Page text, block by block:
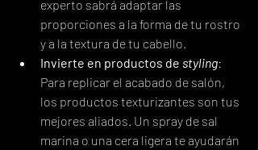
experto sabrá adaptar las
proporciones a la forma de tu rostro
y a la textura de tu cabello.
Invierte en productos de styling:
Para replicar el acabado de salón,
los productos texturizantes son tus
mejores aliados. Un spray de sal
marina o una cera ligera te ayudarán